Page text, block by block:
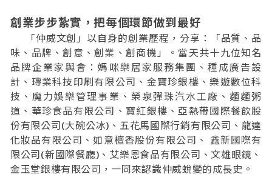
創業步步紮實，把每個環節做到最好
「仲威文創」以自身的創業歷程，分享：「品質、品
味、品牌、創意、創業、創商機」。當天共十九位知名
品牌企業家與會：媽咪樂居家服務集團、種成廣告設
計、瑼業科技印刷有限公司、金寶珍銀樓、樂遊數位科
技、魔力娛樂管理事業、榮泉彈珠汽水工廠、麵麵粥
道、華珍食品有限公司、寶紅銀樓、亞熱帶國際餐飲股
份有限公司(大碗公冰)、五花馬國際行銷有限公司、龍達
化妝品有限公司、如意檀香股份有限公司、 鑫新國際有
限公司(新國際餐廳)、艾樂恩食品有限公司、文雄眼鏡、
金玉堂銀樓有限公司，一同來認識仲威蛻變的成長史。